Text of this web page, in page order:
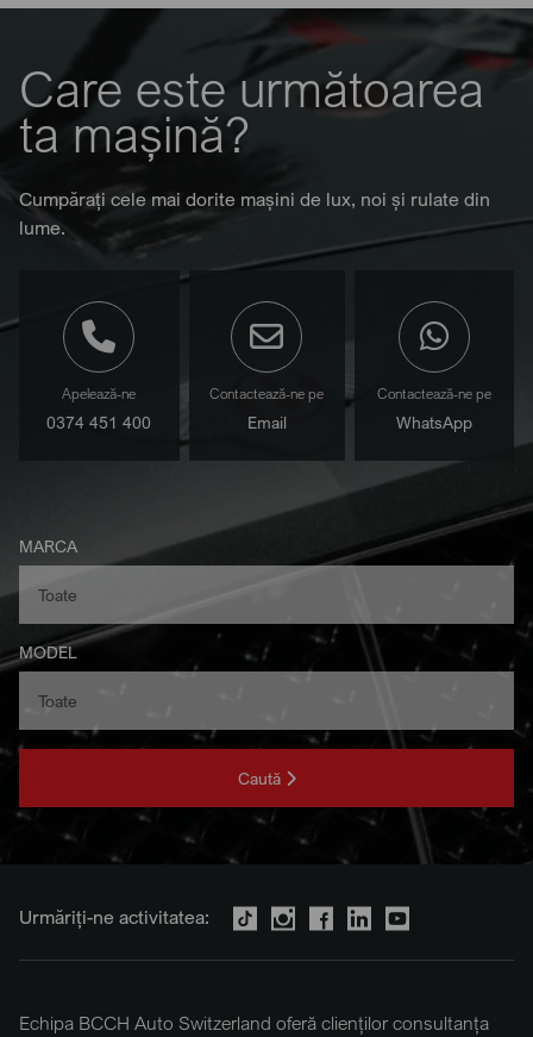
Care este următoarea
ta mașină?
Cumpărați cele mai dorite mașini de lux, noi și rulate din
lume.
Apelează-ne
0374 451 400
Contactează-ne pe
Email
Contactează-ne pe
WhatsApp
MARCA
MODEL
Caută
Urmăriți-ne activitatea:
Echipa BCCH Auto Switzerland oferă clienților consultanța